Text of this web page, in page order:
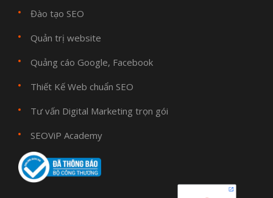
Đào tạo SEO
Quản trị website
Quảng cáo Google, Facebook
Thiết Kế Web chuẩn SEO
Tư vấn Digital Marketing trọn gói
SEOViP Academy